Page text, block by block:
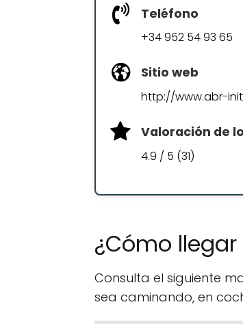
Teléfono
+34 952 54 93 65
Sitio web
http://www.abr-
Valoración de
4.9 / 5 (31)
¿Cómo
Consulta el siguiente
sea caminando, en